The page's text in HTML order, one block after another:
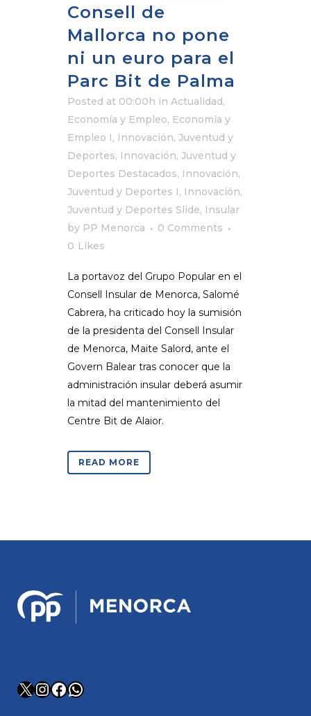
Consell de
Mallorca no pone
ni un euro para el
Parc Bit de Palma
Posted at 00:00h in Actualidad,
Economía y Empleo, Economía y
Empleo I, Innovación, Juventud y
Deportes, Innovación, Juventud y
Deportes Destacados, Innovación,
Juventud y Deportes I, Innovación,
Juventud y Deportes Slide, Insular
by PP Menorca
0 Comments
0 Likes
La portavoz del Grupo Popular en el
Consell Insular de Menorca, Salomé
Cabrera, ha criticado hoy la sumisión
de la presidenta del Consell Insular
de Menorca, Maite Salord, ante el
Govern Balear tras conocer que la
administración insular deberá asumir
la mitad del mantenimiento del
Centre Bit de Alaior.
READ MORE
X Instagram
Facebook
WhatsApp